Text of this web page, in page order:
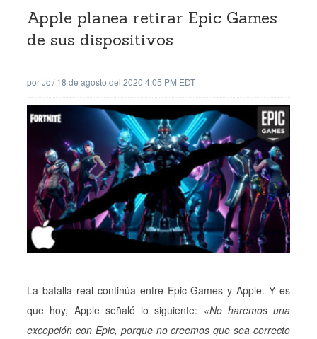
Apple planea retirar Epic Games
de sus dispositivos
porJc/18 de agosto del 2020 4:05 PM EDT
La batalla real continúa entre Epic Games y Apple. Y es
que hoy, Apple señaló lo siguiente: «No haremos una
excepción con Epic, porque no creemos que sea correcto